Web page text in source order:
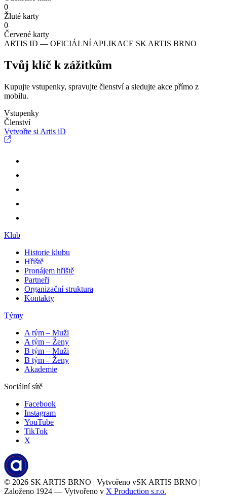
0
Žluté karty
0
Červené karty
ARTIS ID — OFICIÁLNÍ APLIKACE SK ARTIS BRNO
Tvůj klíč k zážitkům
Kupujte vstupenky, spravujte členství a sledujte akce přímo z
mobilu.
Vstupenky
Členství
Vytvořte si Artis iD
Klub
Historie klubu
Hřiště
Pronájem hřiště
Partneři
Organizační struktura
Kontakty
Týmy
A tým – Muži
A tým – Ženy
B tým – Muži
B tým – Ženy
Akademie
Sociální sítě
Facebook
Instagram
YouTube
TikTok
X
© 2026 SK ARTIS BRNO | Vytvořeno vSK ARTIS BRNO |
Založeno 1924 — Vytvořeno v X Production s.r.o.